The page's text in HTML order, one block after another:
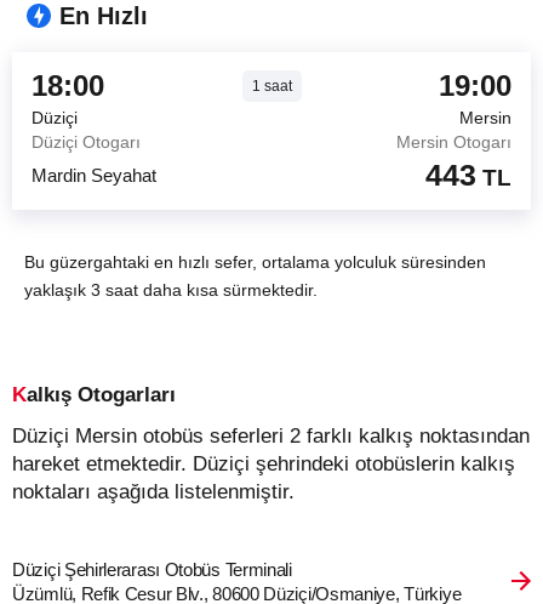
En Hızlı
18:00 1 saat 19:00
Düziçi
Mersin
Düziçi Otogarı
Mersin Otogarı
Mardin Seyahat 443 TL
Bu güzergahtaki en hızlı sefer, ortalama yolculuk süresinden
yaklaşık 3 saat daha kısa sürmektedir.
Kalkış Otogarları
Düziçi Mersin otobüs seferleri 2 farklı kalkış noktasından
hareket etmektedir. Düziçi şehrindeki otobüslerin kalkış
noktaları aşağıda listelenmiştir.
Düziçi Şehirlerarası Otobüs Terminali
Üzümlü, Refik Cesur Blv., 80600 Düziçi/Osmaniye, Türkiye